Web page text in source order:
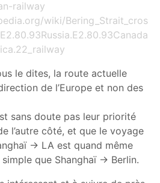
railway
wiki/Bering_Strait_cros
le dites, la route actuelle
de l’Europe et non des
sans doute pas leur priorité
l’autre côté, et que le voyage
→ LA est quand même
que Shanghaï → Berlin.